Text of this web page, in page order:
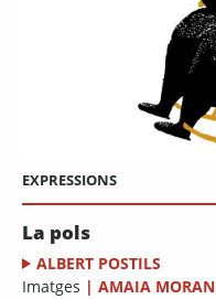
EXPRESSIONS
La pols
ALBERT POSTILS
Imatges | AMAIA MORAN